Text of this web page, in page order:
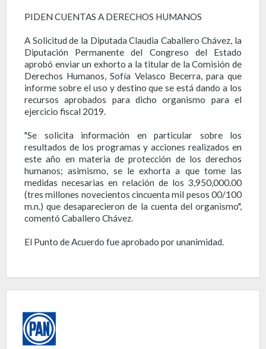
PIDEN CUENTAS A DERECHOS HUMANOS
A Solicitud de la Diputada Claudia Caballero Chávez, la
Diputación Permanente del Congreso del Estado
aprobó enviar un exhorto a la titular de la Comisión de
Derechos Humanos, Sofía Velasco Becerra, para que
informe sobre el uso y destino que se está dando a los
recursos aprobados para dicho organismo para el
ejercicio fiscal 2019.
"Se solicita información en particular sobre los
resultados de los programas y acciones realizados en
este año en materia de protección de los derechos
humanos; asimismo, se le exhorta a que tome las
medidas necesarias en relación de los 3,950,000.00
(tres millones novecientos cincuenta mil pesos 00/100
m.n.) que desaparecieron de la cuenta del organismo",
comentó Caballero Chávez.
El Punto de Acuerdo fue aprobado por unanimidad.